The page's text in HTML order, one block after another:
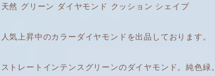
天然 グリーン ダイヤモンド クッション シェイプ
人気上昇中のカラーダイヤモンドを出品しております。
ストレートインテンスグリーンのダイヤモンド。純色緑。